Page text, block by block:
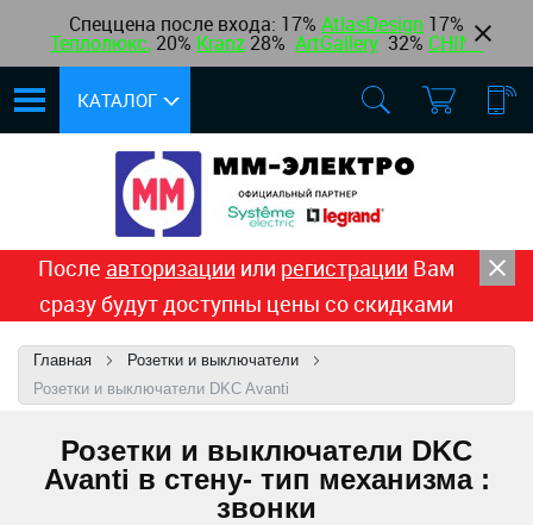
Спеццена после входа: 17% AtlasDesign 17%
Теплолюкс, 20% Kranz 28% ArtGallery 32% CHINT
КАТАЛОГ
После авторизации или регистрации Вам
сразу будут доступны цены со скидками
Главная
Розетки и выключатели
Розетки и выключатели DKC Avanti
Розетки и выключатели DKC
Avanti в стену- тип механизма :
звонки